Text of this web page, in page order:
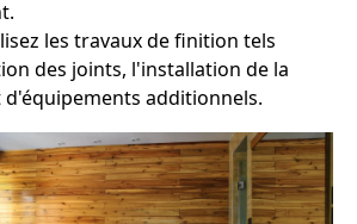
les travaux de finition tels
des joints, l'installation de la
additionnels.